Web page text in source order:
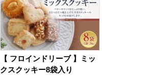
【 フロインドリーブ 】ミッ
クスクッキー8袋入り